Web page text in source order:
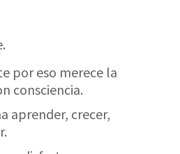
por eso merece la
consciencia.
aprender, crecer,